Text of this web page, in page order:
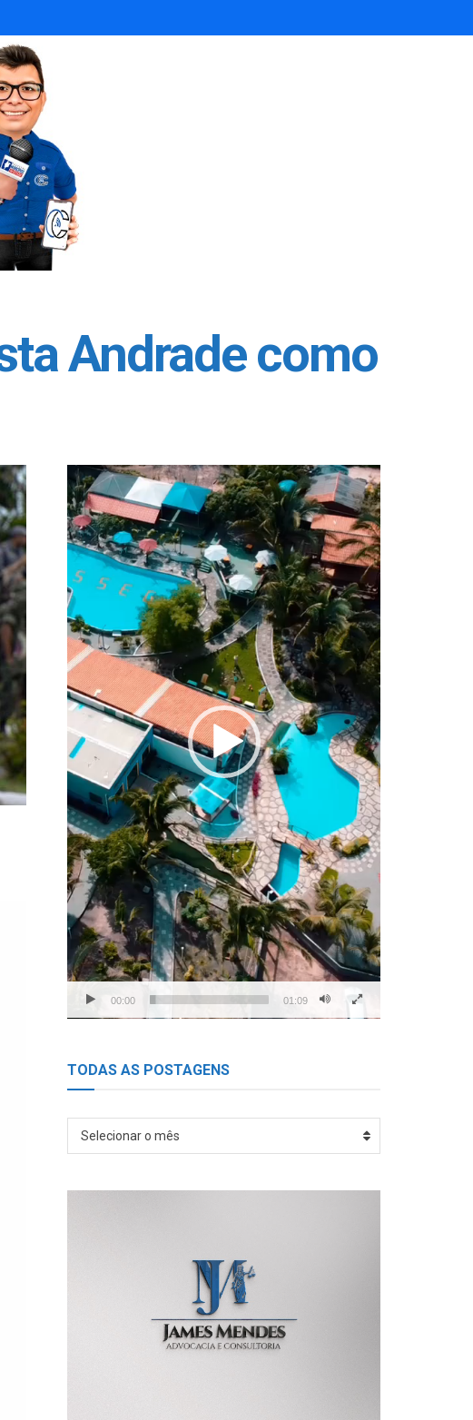
Andrade como
Tocador
de
vídeo
00:00 01:09
TODAS AS POSTAGENS
TODAS
Selecionar o mês